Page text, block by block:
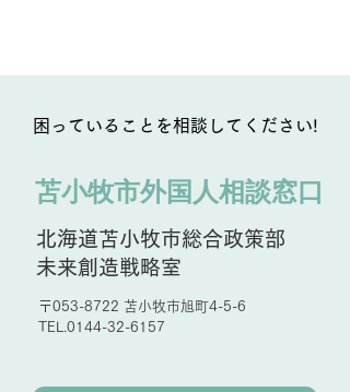
困っていることを相談してください!
苫小牧市外国人相談窓口
北海道苫小牧市総合政策部
未来創造戦略室
〒053-8722 苫小牧市旭町4-5-6
TEL.0144-32-6157